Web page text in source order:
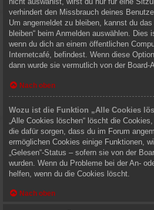
verhindert den Missbrauch deines
Um angemeldet zu bleiben, kannst du
bleiben“ beim Anmelden auswählen. Dies
wenn du dich an einem öffentlichen
Internetcafé, befindest. Wenn diese
dann wurde sie vermutlich von der
Nach oben
Wozu ist die Funktion „Alle Cookies
„Alle Cookies löschen“ löscht die
die dafür sorgen, dass du im Forum
ermöglichen Cookies einige Funktionen,
„Gelesen“-Status – sofern sie von der
wurden. Wenn du Probleme bei der An-
helfen, wenn du die Cookies löscht.
Nach oben